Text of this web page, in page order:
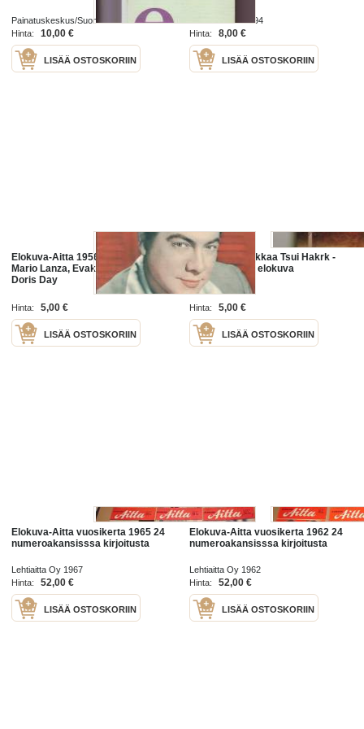
Painatuskeskus/Suomen elokuva-arkisto
1994
Hinta: 10,00 €
LISÄÄ OSTOSKORIIN
Elokuva-Aitta 1994
Hinta:
8,00 €
LISÄÄ OSTOSKORIIN
Elokuva-Aitta 1956 nr 16 - kansi
Mario Lanza, Evakko elokuva,
Doris Day
Hinta: 5,00 €
LISÄÄ OSTOSKORIIN
Seisämän miekkaa Tsui Hakrk -
elokuva DVD - elokuva
Hinta: 5,00 €
LISÄÄ OSTOSKORIIN
Elokuva-Aitta vuosikerta 1965 24
numeroakansisssa kirjoitusta
Lehtiaitta Oy 1967
Hinta:
52,00 €
LISÄÄ OSTOSKORIIN
Elokuva-Aitta vuosikerta 1962 24
numeroakansisssa kirjoitusta
Lehtiaitta Oy 1962
Hinta:
52,00 €
LISÄÄ OSTOSKORIIN